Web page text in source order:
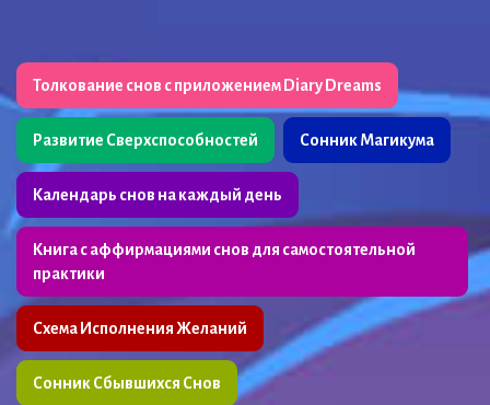
Толкование снов с приложением Diary Dreams
Развитие Сверхспособностей Сонник Магикума
Календарь снов на каждый день
Книга с аффирмациями снов для самостоятельной
практики
Схема Исполнения Желаний
Сонник Сбывшихся Снов